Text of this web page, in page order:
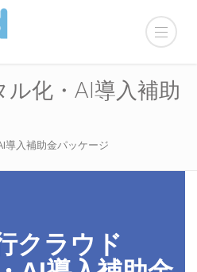
ル化・AI導入補助
導入補助金パッケージ
クラウド